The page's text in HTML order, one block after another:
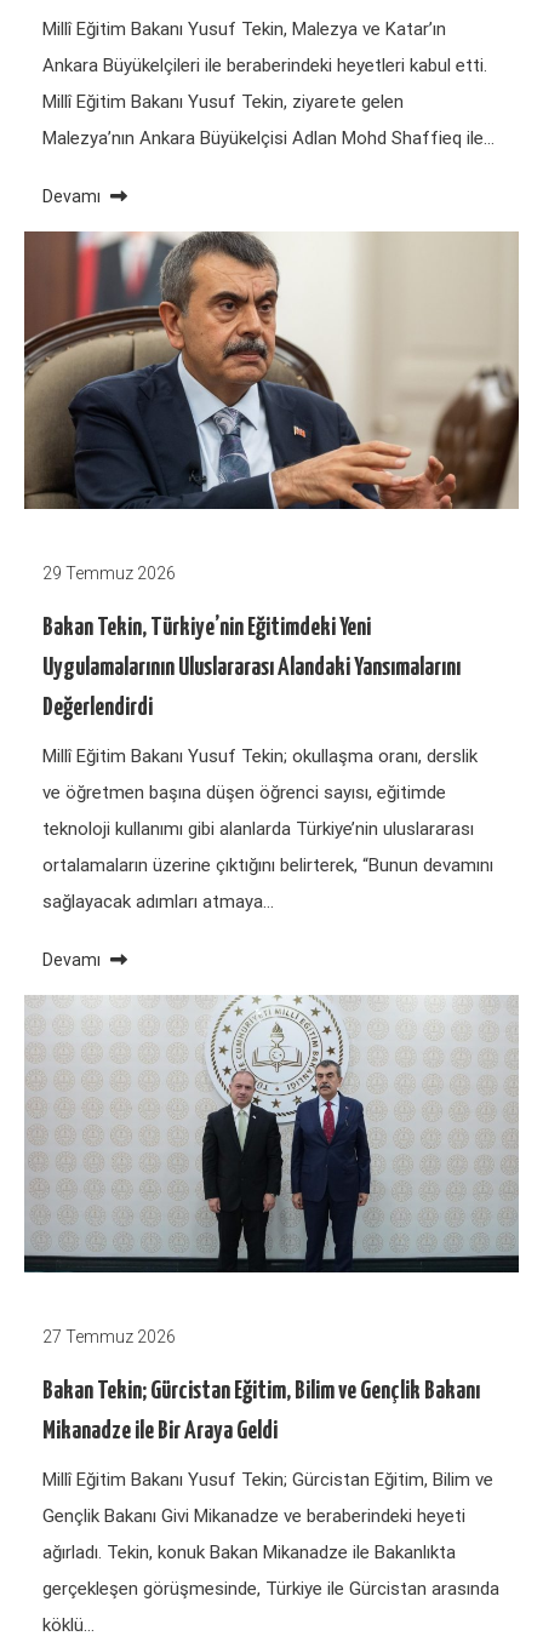
Millî Eğitim Bakanı Yusuf Tekin, Malezya ve Katar’ın
Ankara Büyükelçileri ile beraberindeki heyetleri kabul etti.
Millî Eğitim Bakanı Yusuf Tekin, ziyarete gelen
Malezya’nın Ankara Büyükelçisi Adlan Mohd Shaffieq ile…
Devamı
29 Temmuz 2026
Bakan Tekin, Türkiye’nin Eğitimdeki Yeni
Uygulamalarının Uluslararası Alandaki Yansımalarını
Değerlendirdi
Millî Eğitim Bakanı Yusuf Tekin; okullaşma oranı, derslik
ve öğretmen başına düşen öğrenci sayısı, eğitimde
teknoloji kullanımı gibi alanlarda Türkiye’nin uluslararası
ortalamaların üzerine çıktığını belirterek, “Bunun devamını
sağlayacak adımları atmaya…
Devamı
27 Temmuz 2026
Bakan Tekin; Gürcistan Eğitim, Bilim ve Gençlik Bakanı
Mikanadze ile Bir Araya Geldi
Millî Eğitim Bakanı Yusuf Tekin; Gürcistan Eğitim, Bilim ve
Gençlik Bakanı Givi Mikanadze ve beraberindeki heyeti
ağırladı. Tekin, konuk Bakan Mikanadze ile Bakanlıkta
gerçekleşen görüşmesinde, Türkiye ile Gürcistan arasında
köklü…